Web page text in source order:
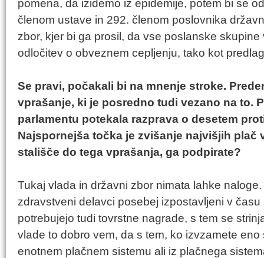
pomena, da izidemo iz epidemije, potem bi se
členom ustave in 292. členom poslovnika
zbor, kjer bi ga prosil, da vse poslanske
odločitev o obveznem cepljenju, tako kot
Se pravi, počakali bi na mnenje stroke.
vprašanje, ki je posredno tudi vezano na to.
parlamentu potekala razprava o desetem
Najspornejša točka je zvišanje najvišjih plač
stališče do tega vprašanja, ga podpirate?
Tukaj vlada in državni zbor nimata lahke
zdravstveni delavci posebej izpostavljeni v
potrebujejo tudi tovrstne nagrade, s tem se
vlade to dobro vem, da s tem, ko izvzamete
enotnem plačnem sistemu ali iz plačnega